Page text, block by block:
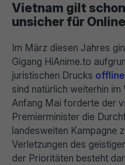
Vietnam gilt
unsicher für
Im März diesen Jahres
Gigang HiAnime.to
juristischen Drucks offline
sind natürlich weiterhin im
Anfang Mai forderte der
Premierminister die
landesweiten Kampagne
Verletzungen des
der Prioritäten besteht